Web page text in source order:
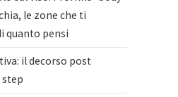
le zone che ti
quanto pensi
il decorso post